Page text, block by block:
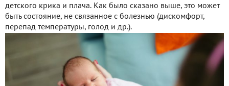
детского крика и плача. Как было сказано выше, это может
быть состояние, не связанное с болезнью (дискомфорт,
перепад температуры, голод и др.).